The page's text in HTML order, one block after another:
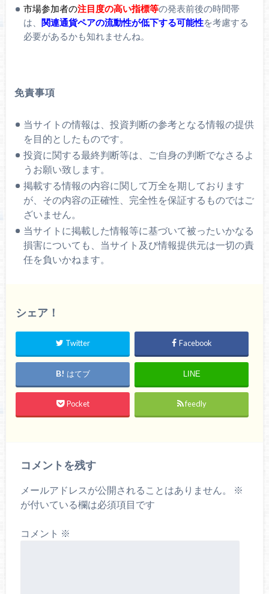
市場参加者の注目度の高い指標等の発表前後の時間帯
は、関連通貨ペアの流動性が低下する可能性を考慮する
必要があるかも知れませんね。
免責事項
当サイトの情報は、投資判断の参考となる情報の提供
を目的としたものです。
投資に関する最終判断等は、ご自身の判断でなさるよ
うお願い致します。
掲載する情報の内容に関して万全を期しております
が、その内容の正確性、完全性を保証するものではご
ざいません。
当サイトに掲載した情報等に基づいて被ったいかなる
損害についても、当サイト及び情報提供元は一切の責
任を負いかねます。
シェア！
Twitter Facebook
はてブ LINE
Pocket feedly
コメントを残す
メールアドレスが公開されることはありません。
※
が付いている欄は必須項目です
コメント ※